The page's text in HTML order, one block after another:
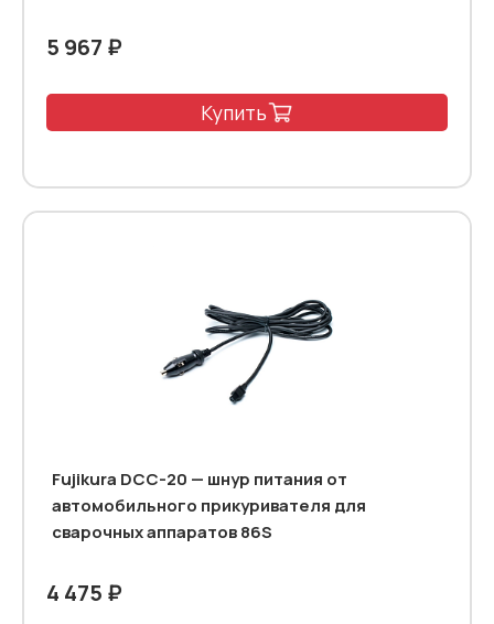
5 967 ₽
Купить
Fujikura DCC-20 — шнур питания от
автомобильного прикуривателя для
сварочных аппаратов 86S
4 475 ₽